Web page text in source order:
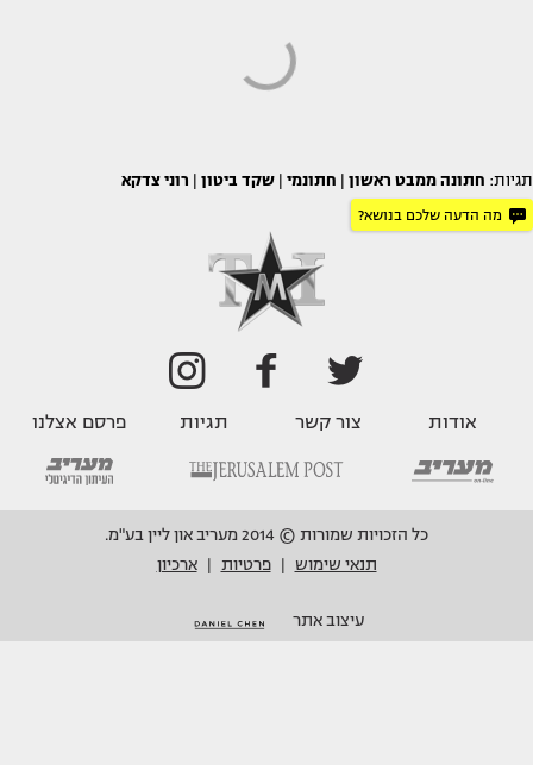
תגיות: חתונה ממבט ראשון חתונמי שקד ביטון רוני צדקא
מה הדעה שלכם בנושא?
אודות צור קשר תגיות פרסם אצלנו
כל הזכויות שמורות © 2014 מעריב און ליין בע"מ.
תנאי שימוש
פרטיות ארכיון
עיצוב אתר